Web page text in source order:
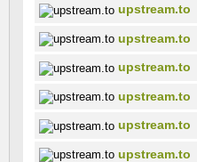
upstream.to
upstream.to
upstream.to
upstream.to
upstream.to
upstream.to